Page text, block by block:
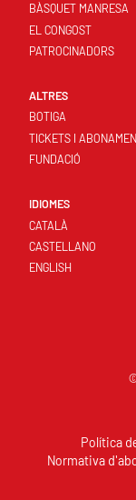
BÀSQUET MANRESA
EL CONGOST
PATROCINADORS
ALTRES
BOTIGA
TICKETS I
FUNDACIÓ
IDIOMES
CATALÀ
CASTELLANO
ENGLISH
Política
Normativa